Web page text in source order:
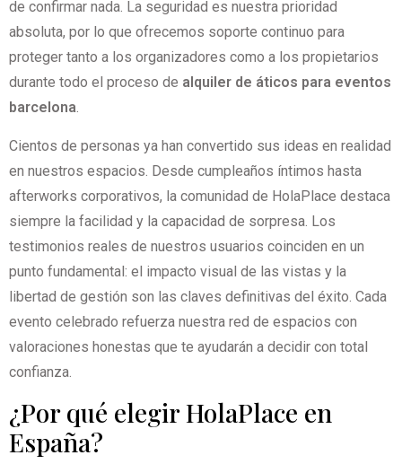
de confirmar nada. La seguridad es nuestra prioridad
absoluta, por lo que ofrecemos soporte continuo para
proteger tanto a los organizadores como a los propietarios
durante todo el proceso de alquiler de áticos para eventos
barcelona.
Cientos de personas ya han convertido sus ideas en realidad
en nuestros espacios. Desde cumpleaños íntimos hasta
afterworks corporativos, la comunidad de HolaPlace destaca
siempre la facilidad y la capacidad de sorpresa. Los
testimonios reales de nuestros usuarios coinciden en un
punto fundamental: el impacto visual de las vistas y la
libertad de gestión son las claves definitivas del éxito. Cada
evento celebrado refuerza nuestra red de espacios con
valoraciones honestas que te ayudarán a decidir con total
confianza.
¿Por qué elegir HolaPlace en
España?